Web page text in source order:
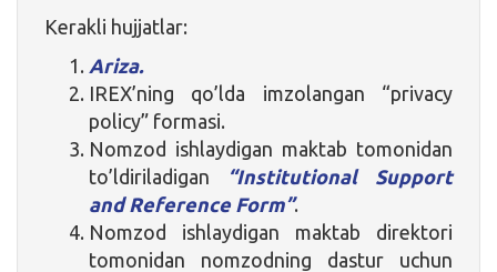
Kerakli hujjatlar:
Ariza.
IREX’ning qo’lda imzolangan “privacy
policy” formasi.
Nomzod ishlaydigan maktab tomonidan
to’ldiriladigan
“Institutional Support
and Reference Form”.
Nomzod ishlaydigan maktab direktori
tomonidan nomzodning dastur uchun